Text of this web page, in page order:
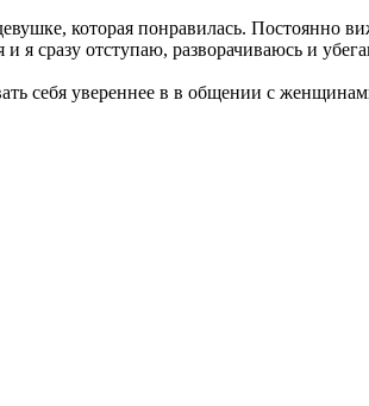
которая понравилась. Постоянно
я сразу отступаю, разворачиваюсь и
себя увереннее в в общении с